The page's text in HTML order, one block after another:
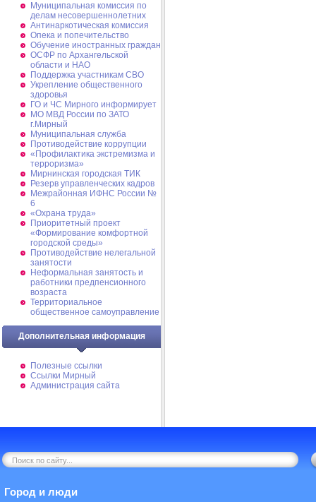
Муниципальная комиссия по
делам несовершеннолетних
Антинаркотическая комиссия
Опека и попечительство
Обучение иностранных граждан
ОСФР по Архангельской
области и НАО
Поддержка участникам СВО
Укрепление общественного
здоровья
ГО и ЧС Мирного информирует
МО МВД России по ЗАТО
г.Мирный
Муниципальная cлужба
Противодействие коррупции
«Профилактика экстремизма и
терроризма»
Мирнинская городская ТИК
Резерв управленческих кадров
Межрайонная ИФНС России №
6
«Охрана труда»
Приоритетный проект
«Формирование комфортной
городской среды»
Противодействие нелегальной
занятости
Неформальная занятость и
работники предпенсионного
возраста
Территориальное
общественное самоуправление
Дополнительная информация
Полезные ссылки
Ссылки Мирный
Администрация сайта
Город и люди